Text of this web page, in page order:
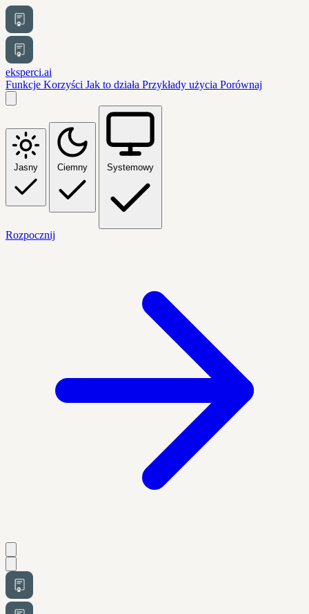
eksperci.ai
Funkcje Korzyści Jak to działa Przykłady użycia Porównaj
Jasny Ciemny Systemowy
Rozpocznij